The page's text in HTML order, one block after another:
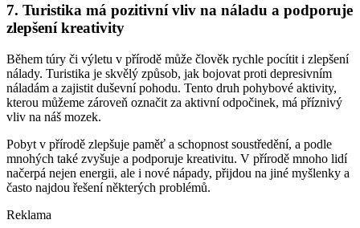
7. Turistika má pozitivní vliv na náladu a podporuje
zlepšení kreativity
Během túry či výletu v přírodě může člověk rychle pocítit i zlepšení
nálady. Turistika je skvělý způsob, jak bojovat proti depresivním
náladám a zajistit duševní pohodu. Tento druh pohybové aktivity,
kterou můžeme zároveň označit za aktivní odpočinek, má příznivý
vliv na náš mozek.
Pobyt v přírodě zlepšuje paměť a schopnost soustředění, a podle
mnohých také zvyšuje a podporuje kreativitu. V přírodě mnoho lidí
načerpá nejen energii, ale i nové nápady, přijdou na jiné myšlenky a
často najdou řešení některých problémů.
Reklama